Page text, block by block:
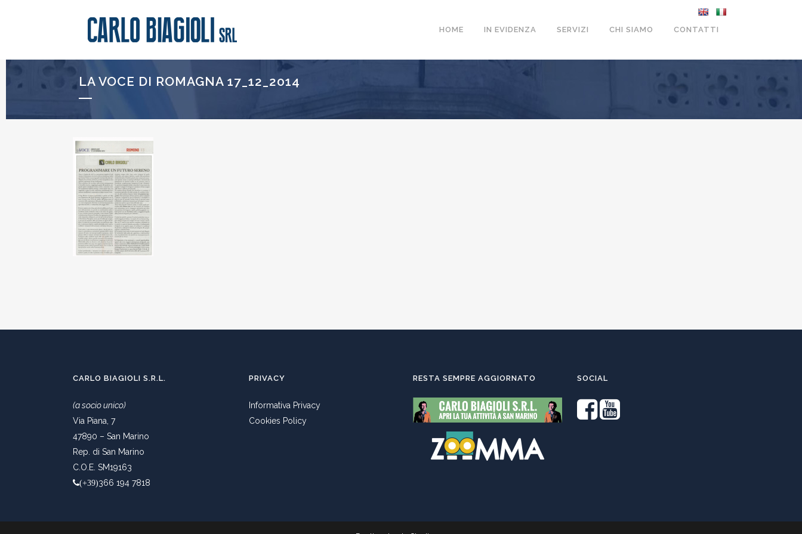
HOME IN EVIDENZA SERVIZI CHI SIAMO CONTATTI
LA VOCE DI ROMAGNA 17_12_2014
CARLO BIAGIOLI S.R.L.
(a socio unico)
Via Piana, 7
47890 – San Marino
Rep. di San Marino
C.O.E. SM19163
(+39)366 194 7818
PRIVACY
Informativa Privacy
Cookies Policy
RESTA SEMPRE AGGIORNATO SOCIAL